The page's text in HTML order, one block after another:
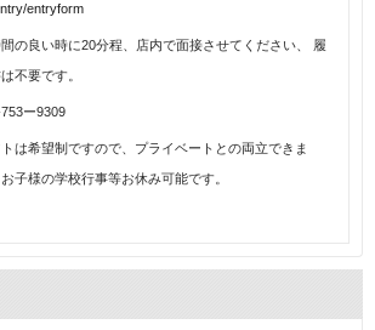
entryform
の良い時に20分程、店内で面接させてください、 履
不要です。
ー9309
は希望制ですので、プライベートとの両立できま
子様の学校行事等お休み可能です。